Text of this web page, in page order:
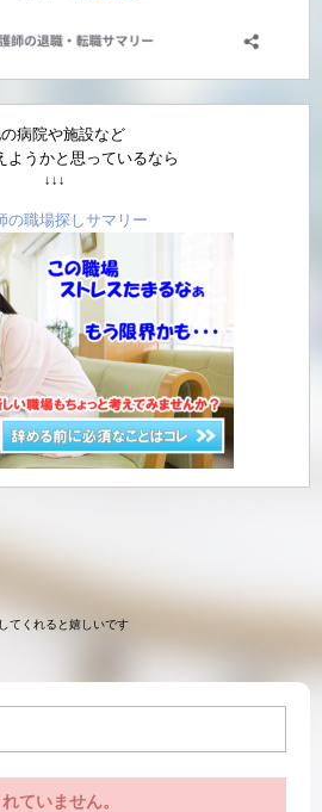
病院や施設など
ようかと思っているなら
↓↓↓
の職場探しサマリー
くれると嬉しいです
ていません。